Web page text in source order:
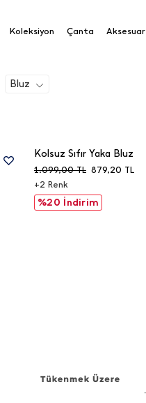
Koleksiyon Çanta Aksesuar
Bluz
%20 İndirim
879,20 TL
1.099,00 TL
+2 Renk
Kolsuz Sıfır Yaka Bluz